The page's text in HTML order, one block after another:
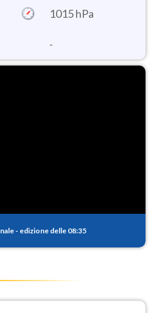
1015 hPa
-
- edizione delle 08:35